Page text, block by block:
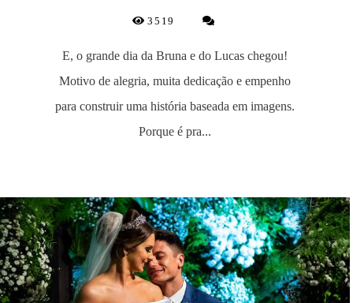
3519
E, o grande dia da Bruna e do Lucas chegou!
Motivo de alegria, muita dedicação e empenho
para construir uma história baseada em imagens.
Porque é pra...